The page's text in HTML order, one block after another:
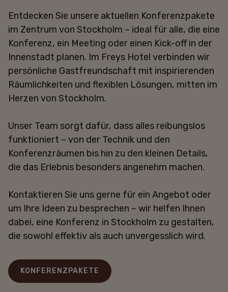
Entdecken Sie unsere aktuellen Konferenzpakete
im Zentrum von Stockholm – ideal für alle, die eine
Konferenz, ein Meeting oder einen Kick-off in der
Innenstadt planen. Im Freys Hotel verbinden wir
persönliche Gastfreundschaft mit inspirierenden
Räumlichkeiten und flexiblen Lösungen, mitten im
Herzen von Stockholm.
Unser Team sorgt dafür, dass alles reibungslos
funktioniert – von der Technik und den
Konferenzräumen bis hin zu den kleinen Details,
die das Erlebnis besonders angenehm machen.
Kontaktieren Sie uns gerne für ein Angebot oder
um Ihre Ideen zu besprechen – wir helfen Ihnen
dabei, eine Konferenz in Stockholm zu gestalten,
die sowohl effektiv als auch unvergesslich wird.
KONFERENZPAKETE